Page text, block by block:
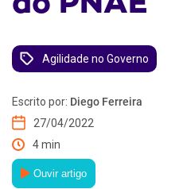
Agilidade no Governo
Escrito por: Diego Ferreira
27/04/2022
4 min
Ouvir artigo